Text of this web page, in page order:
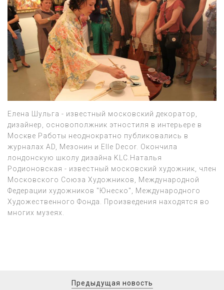
Елена Шульга - известный московский декоратор,
дизайнер, основополжник этностиля в интерьере в
Москве Работы неоднократно публиковались в
журналах AD, Мезонин и Elle Decor. Окончила
лондонскую школу дизайна KLС.Наталья
Родионовская - известный московский художник, член
Московского Союза Художников, Международной
Федерации художников "Юнеско", Международного
Художественного Фонда. Произведения находятся во
многих музеях.
Предыдущая новость